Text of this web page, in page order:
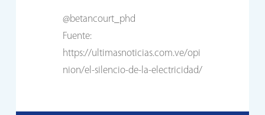
@betancourt_phd
Fuente:
https://ultimasnoticias.com.ve/opi
nion/el-silencio-de-la-electricidad/